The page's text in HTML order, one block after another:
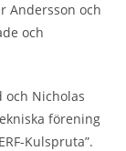
Andersson och
och
och Nicholas
förening
Kulspruta”.